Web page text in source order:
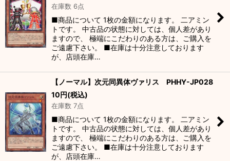
在庫数 6点
■商品について 1枚の金額になります。 二アミン
トです。 中古品の状態に対しては、個人差があり
ますので、 極端にこだわりのある方は、ご購入を
ご遠慮下さい。 ■在庫は十分注意しております
が、店頭在庫…
【ノーマル】次元同異体ヴァリス PHHY-JP028
10円(税込)
在庫数 7点
■商品について 1枚の金額になります。 二アミン
トです。 中古品の状態に対しては、個人差があり
ますので、 極端にこだわりのある方は、ご購入を
ご遠慮下さい。 ■在庫は十分注意しております
が、店頭在庫…